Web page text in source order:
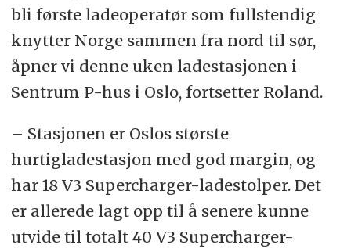
bli første ladeoperatør som fullstendig
knytter Norge sammen fra nord til sør,
åpner vi denne uken ladestasjonen i
Sentrum P-hus i Oslo, fortsetter Roland.
– Stasjonen er Oslos største
hurtigladestasjon med god margin, og
har 18 V3 Supercharger-ladestolper. Det
er allerede lagt opp til å senere kunne
utvide til totalt 40 V3 Supercharger-